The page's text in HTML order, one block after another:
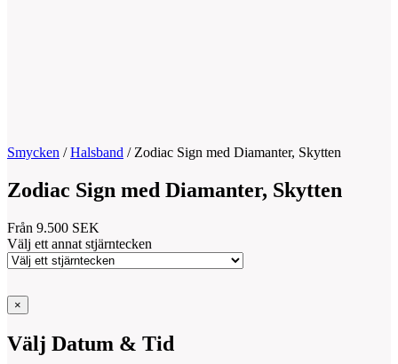
Smycken /Halsband / Zodiac Sign med Diamanter, Skytten
Zodiac Sign med Diamanter, Skytten
Från 9.500 SEK
Välj ett annat stjärntecken
×
Välj Datum & Tid